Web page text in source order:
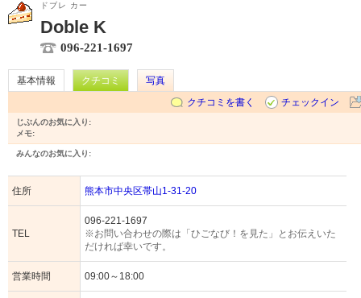
ドブレ カー
Doble K
096-221-1697
基本情報 クチコミ
写真
クチコミを書く
チェックイン
じぶんのお気に入り:
メモ:
みんなのお気に入り:
住所 熊本市中央区帯山1-31-20
TEL
096-221-1697
※お問い合わせの際は「ひごなび！を見た」とお伝えいた
だければ幸いです。
営業時間 09:00～18:00